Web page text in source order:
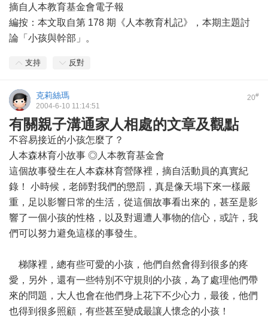
摘自人本教育基金會電子報
編按：本文取自第 178 期《人本教育札記》，本期主題討
論「小孩與幹部」。
支持 反對
20#
克莉絲瑪
2004-6-10 11:14:51
有關親子溝通家人相處的文章及觀點
不容易接近的小孩怎麼了？
人本森林育小故事 ◎人本教育基金會
這個故事發生在人本森林育營隊裡，摘自活動員的真實紀
錄！ 小時候，老師對我們的懲罰，真是像天塌下來一樣嚴
重，足以影響日常的生活，從這個故事看出來的，甚至是影
響了一個小孩的性格，以及對週遭人事物的信心，或許，我
們可以努力避免這樣的事發生。
梯隊裡，總有些可愛的小孩，他們自然會得到很多的疼
愛，另外，還有一些特別不守規則的小孩，為了處理他們帶
來的問題，大人也會在他們身上花下不少心力，最後，他們
也得到很多照顧，有些甚至變成最讓人懷念的小孩！